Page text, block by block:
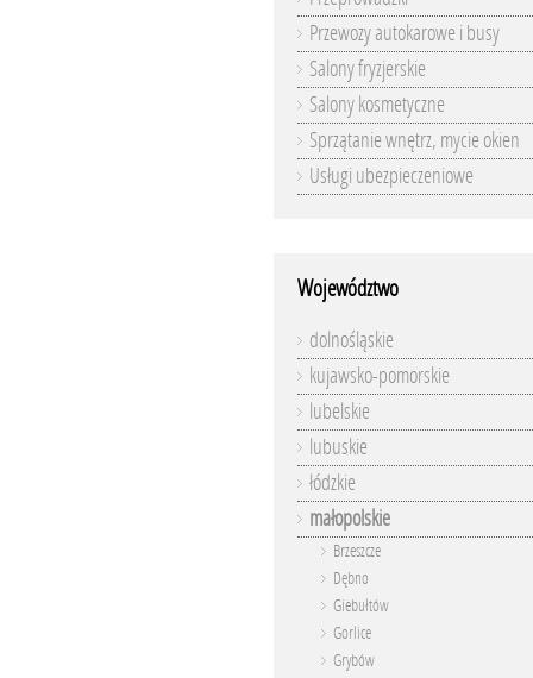
Przewozy autokarowe i busy
Salony fryzjerskie
Salony kosmetyczne
Sprzątanie wnętrz, mycie okien
Usługi ubezpieczeniowe
Województwo
dolnośląskie
kujawsko-pomorskie
lubelskie
lubuskie
łódzkie
małopolskie
Brzeszcze
Dębno
Giebułtów
Gorlice
Grybów